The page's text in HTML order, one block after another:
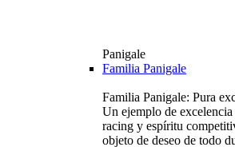
Panigale
Familia Panigale
Familia Panigale: Pura
Un ejemplo de
racing y espíritu
objeto de deseo de todo